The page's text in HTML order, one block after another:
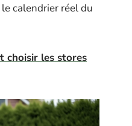
calendrier réel du
choisir les stores